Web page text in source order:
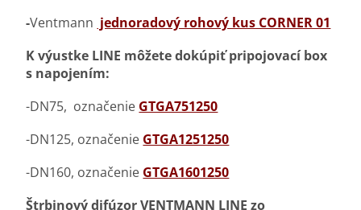
-Ventmann jednoradový rohový kus CORNER 01
K výustke LINE môžete dokúpiť pripojovací box
s napojením:
-DN75, označenie GTGA751250
-DN125, označenie GTGA1251250
-DN160, označenie GTGA1601250
Štrbinový difúzor VENTMANN LINE zo